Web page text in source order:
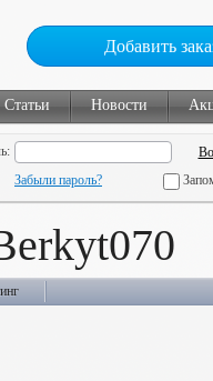
Добавить
Статьи Новости
Забыли пароль?